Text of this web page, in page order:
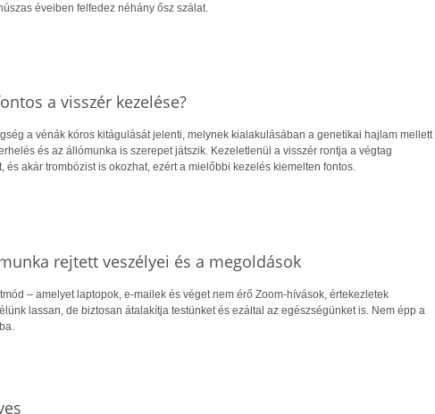
éveiben felfedez néhány ősz szálat.
a visszér kezelése?
a vénák kóros kitágulását jelenti, melynek kialakulásában a genetikai hajlam mellett
és az állómunka is szerepet játszik. Kezeletlenül a visszér rontja a végtag
és akár trombózist is okozhat, ezért a mielőbbi kezelés kiemelten fontos.
rejtett veszélyei és a megoldások
– amelyet laptopok, e-mailek és véget nem érő Zoom-hívások, értekezletek
lassan, de biztosan átalakítja testünket és ezáltal az egészségünket is. Nem épp a